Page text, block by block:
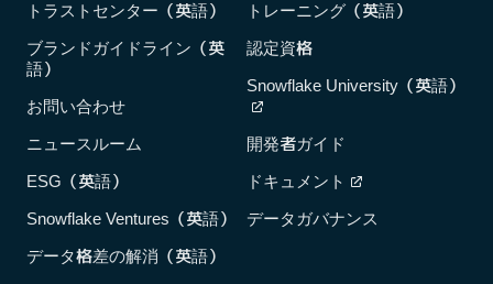
トラストセンター（英語）
ブランドガイドライン（英
語）
お問い合わせ
ニュースルーム
ESG（英語）
Snowflake Ventures（英語）
データ格差の解消（英語）
トレーニング（英語）
認定資格
Snowflake University（英語）
開発者ガイド
ドキュメント
データガバナンス